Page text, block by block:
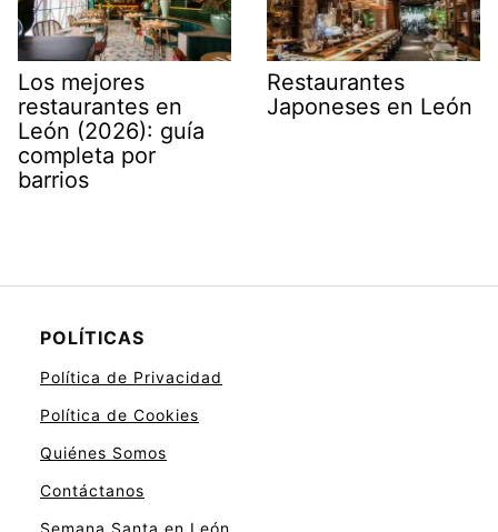
Los mejores
restaurantes en
León (2026): guía
completa por
barrios
Restaurantes
Japoneses en León
POLÍTICAS
Política de Privacidad
Política de Cookies
Quiénes Somos
Contáctanos